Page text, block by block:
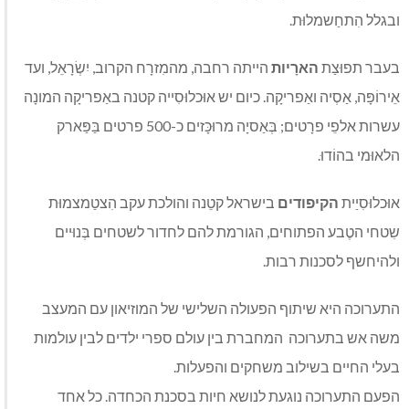
ובגלל הִתחַשמלוּת.
בעבר תפוּצַת הארָיות הייתה רחבה, מהמִזרָח הקרוב, יִשְׂרָאֵל, ועד
אֵירוֹפָּה, אַסְיה ואַפריקָה. כיום יש אוּכלוּסִייה קטנה באַפריקָה המונָה
עשרות אלפֵי פרָטים; בְּאַסיָה מרוּכָּזים כ-500 פרטים בַּפַּארק
הלאוּמי בהוֹדוּ.
אוּכלוּסִיַית הקיפודים בישראל קטֵנה והולכת עקב הִצטַמצמוּת
שִטחי הטֶבע הפתוחים, הגורמת להם לחדור לשטחים בְּנוּיים
ולהיחשף לסכנות רבות.
התערוכה היא שיתוף הפעולה השלישי של המוזיאון עם המעצב
משה אש בתערוכה המחברת בין עולם ספרי ילדים לבין עולמות
בעלי החיים בשילוב משחקים והפעלות.
הפעם התערוכה נוגעת לנושא חיות בסכנת הכחדה. כל אחד